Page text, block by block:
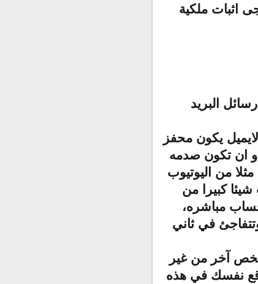
اثبات ملكية
البريد
يكون محفز
ان تكون صدمه
من اليوتيوب
كبيرا من
مباشره،
في ثاني
آخر من غير
نفسك في هذه